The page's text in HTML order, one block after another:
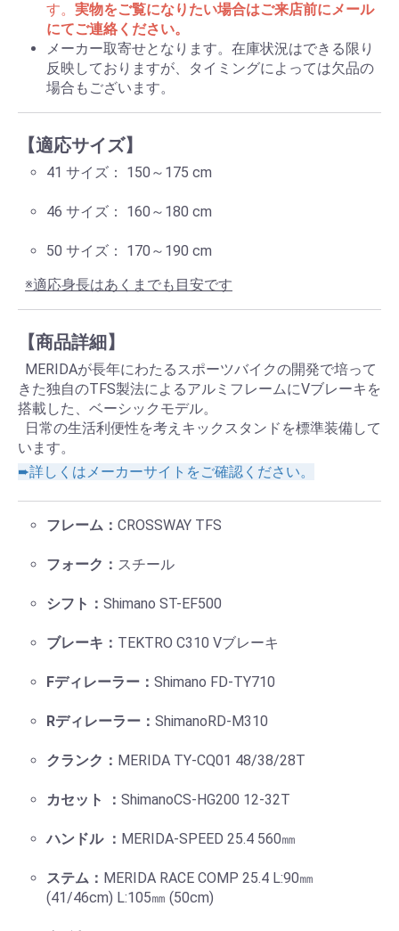
す。 実物をご覧になりたい場合はご来店前にメール
にてご連絡ください。
メーカー取寄せとなります。在庫状況はできる限り
反映しておりますが、タイミングによっては欠品の
場合もございます。
【適応サイズ】
41 サイズ： 150～175 cm
46 サイズ： 160～180 cm
50 サイズ： 170～190 cm
※適応身長はあくまでも目安です
【商品詳細】
MERIDAが長年にわたるスポーツバイクの開発で培って
きた独自のTFS製法によるアルミフレームにVブレーキを
搭載した、ベーシックモデル。
日常の生活利便性を考えキックスタンドを標準装備して
います。
➨詳しくはメーカーサイトをご確認ください。
フレーム： CROSSWAY TFS
フォーク： スチール
シフト： Shimano ST-EF500
ブレーキ： TEKTRO C310 Vブレーキ
Fディレーラー： Shimano FD-TY710
Rディレーラー： ShimanoRD-M310
クランク： MERIDA TY-CQ01 48/38/28T
カセット ： ShimanoCS-HG200 12-32T
ハンドル ： MERIDA-SPEED 25.4 560㎜
ステム： MERIDA RACE COMP 25.4 L:90㎜
(41/46cm) L:105㎜ (50cm)